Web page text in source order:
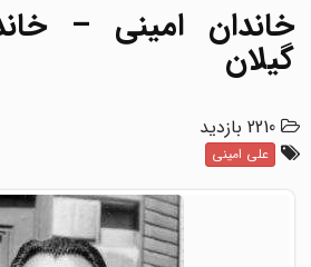
خاندان امینی –
گیلان
2210 بازدید
علی امینی